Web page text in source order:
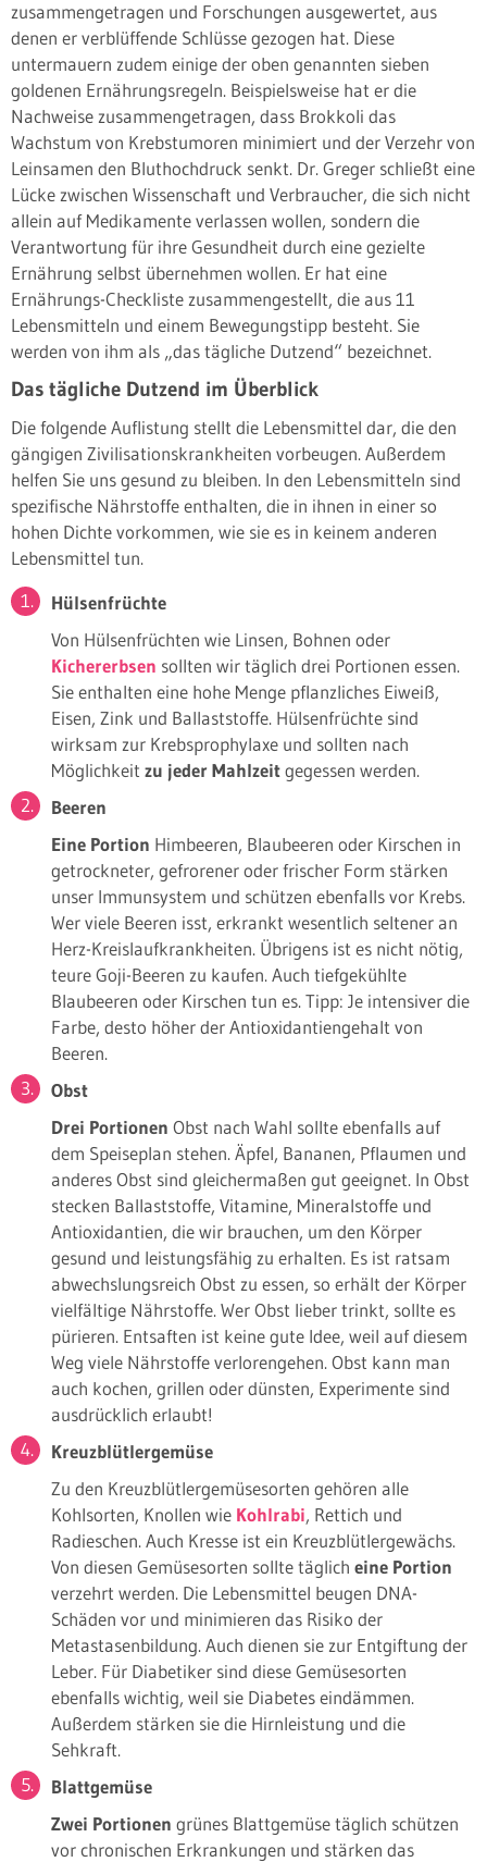
zusammengetragen und Forschungen ausgewertet, aus
denen er verblüffende Schlüsse gezogen hat. Diese
untermauern zudem einige der oben genannten sieben
goldenen Ernährungsregeln. Beispielsweise hat er die
Nachweise zusammengetragen, dass Brokkoli das
Wachstum von Krebstumoren minimiert und der Verzehr von
Leinsamen den Bluthochdruck senkt. Dr. Greger schließt eine
Lücke zwischen Wissenschaft und Verbraucher, die sich nicht
allein auf Medikamente verlassen wollen, sondern die
Verantwortung für ihre Gesundheit durch eine gezielte
Ernährung selbst übernehmen wollen. Er hat eine
Ernährungs-Checkliste zusammengestellt, die aus 11
Lebensmitteln und einem Bewegungstipp besteht. Sie
werden von ihm als „das tägliche Dutzend“ bezeichnet.
Das tägliche Dutzend im Überblick
Die folgende Auflistung stellt die Lebensmittel dar, die den
gängigen Zivilisationskrankheiten vorbeugen. Außerdem
helfen Sie uns gesund zu bleiben. In den Lebensmitteln sind
spezifische Nährstoffe enthalten, die in ihnen in einer so
hohen Dichte vorkommen, wie sie es in keinem anderen
Lebensmittel tun.
Hülsenfrüchte
Von Hülsenfrüchten wie Linsen, Bohnen oder
Kichererbsen sollten wir täglich drei Portionen essen.
Sie enthalten eine hohe Menge pflanzliches Eiweiß,
Eisen, Zink und Ballaststoffe. Hülsenfrüchte sind
wirksam zur Krebsprophylaxe und sollten nach
Möglichkeit zu jeder Mahlzeitgegessen werden.
Beeren
Eine Portion Himbeeren, Blaubeeren oder Kirschen in
getrockneter, gefrorener oder frischer Form stärken
unser Immunsystem und schützen ebenfalls vor Krebs.
Wer viele Beeren isst, erkrankt wesentlich seltener an
Herz-Kreislaufkrankheiten. Übrigens ist es nicht nötig,
teure Goji-Beeren zu kaufen. Auch tiefgekühlte
Blaubeeren oder Kirschen tun es. Tipp: Je intensiver die
Farbe, desto höher der Antioxidantiengehalt von
Beeren.
Obst
Drei Portionen Obst nach Wahl sollte ebenfalls auf
dem Speiseplan stehen. Äpfel, Bananen, Pflaumen und
anderes Obst sind gleichermaßen gut geeignet. In Obst
stecken Ballaststoffe, Vitamine, Mineralstoffe und
Antioxidantien, die wir brauchen, um den Körper
gesund und leistungsfähig zu erhalten. Es ist ratsam
abwechslungsreich Obst zu essen, so erhält der Körper
vielfältige Nährstoffe. Wer Obst lieber trinkt, sollte es
pürieren. Entsaften ist keine gute Idee, weil auf diesem
Weg viele Nährstoffe verlorengehen. Obst kann man
auch kochen, grillen oder dünsten, Experimente sind
ausdrücklich erlaubt!
Kreuzblütlergemüse
Zu den Kreuzblütlergemüsesorten gehören alle
Kohlsorten, Knollen wie Kohlrabi, Rettich und
Radieschen. Auch Kresse ist ein Kreuzblütlergewächs.
Von diesen Gemüsesorten sollte täglich eine Portion
verzehrt werden. Die Lebensmittel beugen DNA-
Schäden vor und minimieren das Risiko der
Metastasenbildung. Auch dienen sie zur Entgiftung der
Leber. Für Diabetiker sind diese Gemüsesorten
ebenfalls wichtig, weil sie Diabetes eindämmen.
Außerdem stärken sie die Hirnleistung und die
Sehkraft.
Blattgemüse
Zwei Portionen grünes Blattgemüse täglich schützen
vor chronischen Erkrankungen und stärken das